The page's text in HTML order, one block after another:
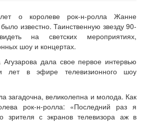
о королеве рок-н-ролла Жанне
известно. Таинственную звезду 90-
на светских мероприятиях,
шоу и концертах.
дала свое первое интервью
лет в эфире телевизионного шоу
загадочна, великолепна и молода. Как
рок-н-ролла: «Последний раз я
зрителя с экранов телевизора аж в